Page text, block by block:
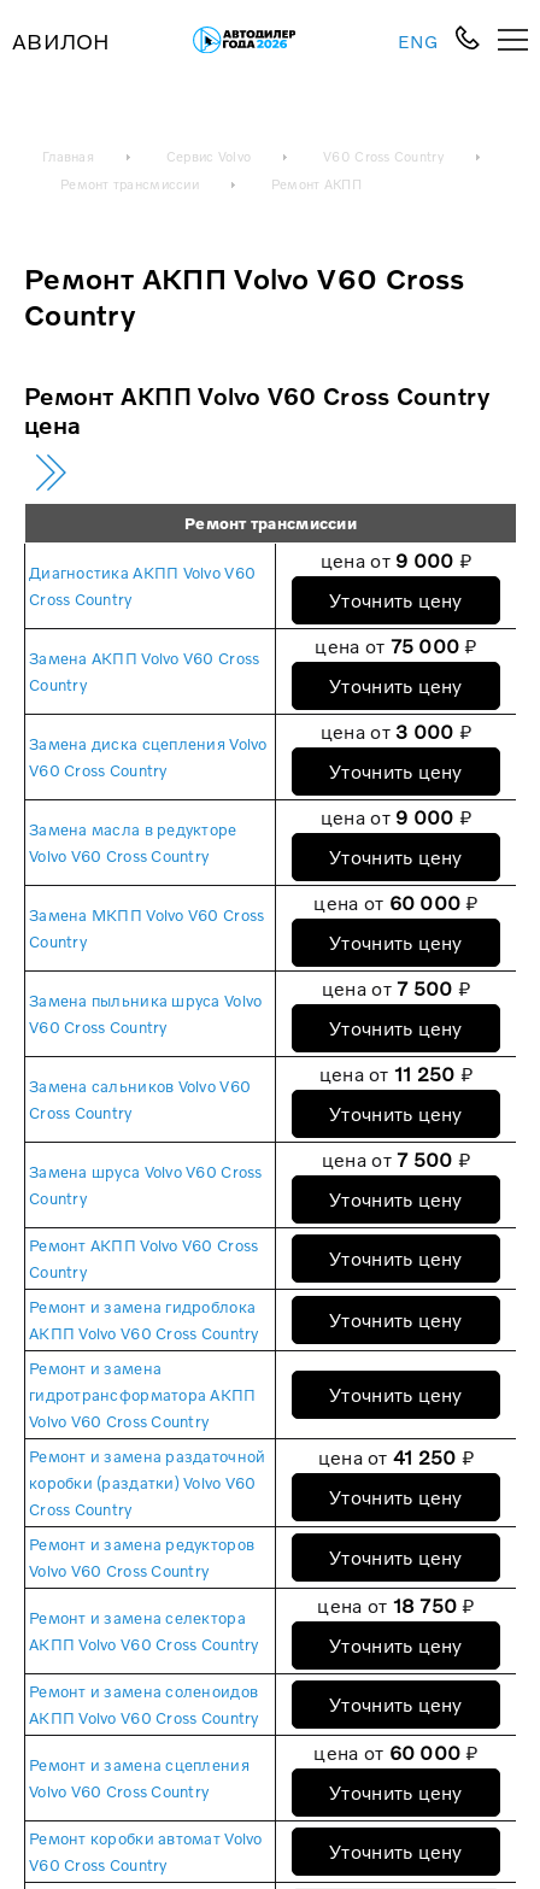
АВИЛОН ENG
Главная Сервис Volvo
V60 Cross Country
Ремонт трансмиссии
Ремонт АКПП
Ремонт АКПП Volvo V60 Cross
Country
Ремонт АКПП Volvo V60 Cross Country
цена
Ремонт трансмиссии
Диагностика АКПП Volvo V60
Cross Country
цена от 9 000 ₽
Уточнить цену
Замена АКПП Volvo V60 Cross
Country
цена от 75 000 ₽
Уточнить цену
Замена диска сцепления Volvo
V60 Cross Country
цена от3 000 ₽
Уточнить цену
Замена масла в редукторе
Volvo V60 Cross Country
цена от 9 000 ₽
Уточнить цену
Замена МКПП Volvo V60 Cross
Country
цена от 60 000 ₽
Уточнить цену
Замена пыльника шруса Volvo
V60 Cross Country
цена от7 500 ₽
Уточнить цену
Замена сальников Volvo V60
Cross Country
цена от 11 250 ₽
Уточнить цену
Замена шруса Volvo V60 Cross
Country
цена от7 500 ₽
Уточнить цену
Ремонт АКПП Volvo V60 Cross
Country
Уточнить цену
Ремонт и замена гидроблока
АКПП Volvo V60 Cross Country
Уточнить цену
Ремонт и замена
гидротрансформатора АКПП
Volvo V60 Cross Country
Уточнить цену
Ремонт и замена раздаточной
коробки (раздатки) Volvo V60
Cross Country
цена от 41 250 ₽
Уточнить цену
Ремонт и замена редукторов
Volvo V60 Cross Country
Уточнить цену
Ремонт и замена селектора
АКПП Volvo V60 Cross Country
цена от 18 750 ₽
Уточнить цену
Ремонт и замена соленоидов
АКПП Volvo V60 Cross Country
Уточнить цену
Ремонт и замена сцепления
Volvo V60 Cross Country
цена от 60 000 ₽
Уточнить цену
Ремонт коробки автомат Volvo
V60 Cross Country
Уточнить цену